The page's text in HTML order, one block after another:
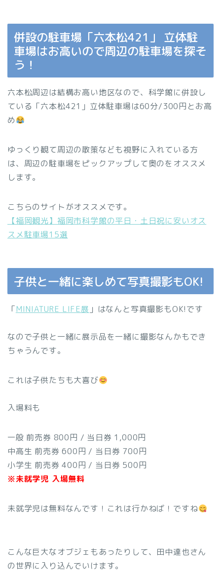
併設の駐車場「六本松421」 立体駐
車場はお高いので周辺の駐車場を探そ
う！
六本松周辺は結構お高い地区なので、科学館に併設し
ている「六本松421」立体駐車場は60分/300円とお高
め
ゆっくり観て周辺の散策なども視野に入れている方
は、周辺の駐車場をピックアップして奥のをオススメ
します。
こちらのサイトがオススメです。
【福岡観光】福岡市科学館の平日・土日祝に安いオス
スメ駐車場15選
子供と一緒に楽しめて写真撮影もOK!
「MINIATURE LIFE展 」はなんと写真撮影もOK!です
なので子供と一緒に展示品を一緒に撮影なんかもでき
ちゃうんです。
これは子供たちも大喜び
入場料も
一般 前売券 800円 / 当日券 1,000円
中高生 前売券 600円 / 当日券 700円
小学生 前売券 400円 / 当日券 500円
※未就学児 入場無料
未就学児は無料なんです！これは行かねば！ですね
こんな巨大なオブジェもあったりして、田中達也さん
の世界に入り込んでいけます。